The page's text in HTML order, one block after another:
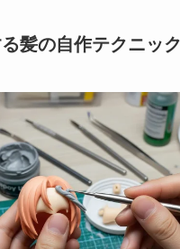
髪の自作テクニック